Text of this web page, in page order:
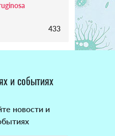
433
и событиях
новости и